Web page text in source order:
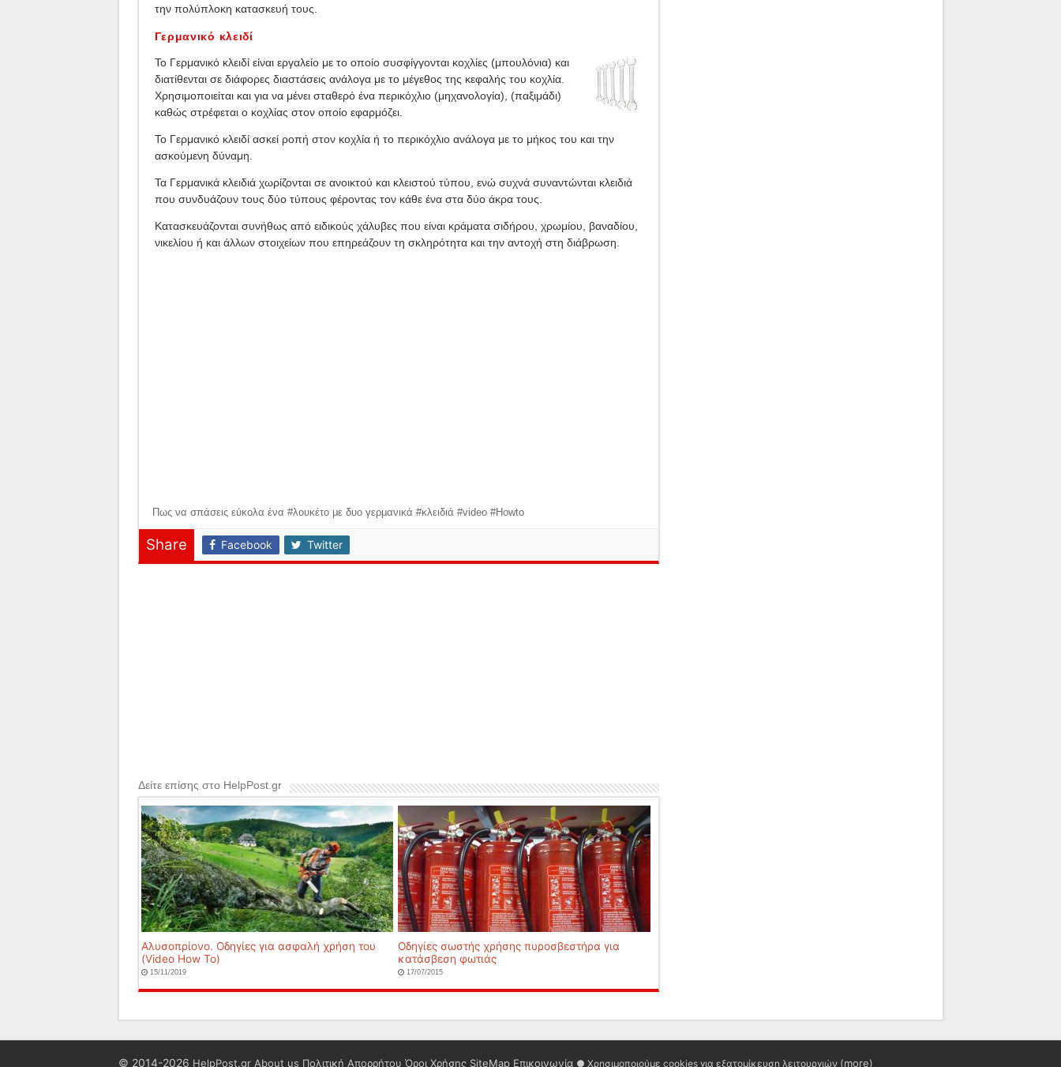
την πολύπλοκη κατασκευή τους.
Γερμανικό κλειδί
Το Γερμανικό κλειδί είναι εργαλείο με το οποίο συσφίγγονται κοχλίες (μπουλόνια) και
διατίθενται σε διάφορες διαστάσεις ανάλογα με το μέγεθος της κεφαλής του κοχλία.
Χρησιμοποιείται και για να μένει σταθερό ένα περικόχλιο (μηχανολογία), (παξιμάδι)
καθώς στρέφεται ο κοχλίας στον οποίο εφαρμόζει.
Το Γερμανικό κλειδί ασκεί ροπή στον κοχλία ή το περικόχλιο ανάλογα με το μήκος του και την
ασκούμενη δύναμη.
Τα Γερμανικά κλειδιά χωρίζονται σε ανοικτού και κλειστού τύπου, ενώ συχνά συναντώνται κλειδιά
που συνδυάζουν τους δύο τύπους φέροντας τον κάθε ένα στα δύο άκρα τους.
Κατασκευάζονται συνήθως από ειδικούς χάλυβες που είναι κράματα σιδήρου, χρωμίου, βαναδίου,
νικελίου ή και άλλων στοιχείων που επηρεάζουν τη σκληρότητα και την αντοχή στη διάβρωση.
Πως να σπάσεις εύκολα ένα #λουκέτο με δυο γερμανικά #κλειδιά #video #Howto
Share Facebook Twitter
Δείτε επίσης στο HelpPost.gr
Αλυσοπρίονο. Οδηγίες για ασφαλή χρήση του
(Video How To)
15/11/2019
Οδηγίες σωστής χρήσης πυροσβεστήρα για
κατάσβεση φωτιάς
17/07/2015
© 2014-2026 HelpPost.gr About us Πολιτική Απορρήτου Όροι Χρήσης SiteMap Επικοινωνία ● Χρησιμοποιούμε cookies για εξατομίκευση λειτουργιών (more)